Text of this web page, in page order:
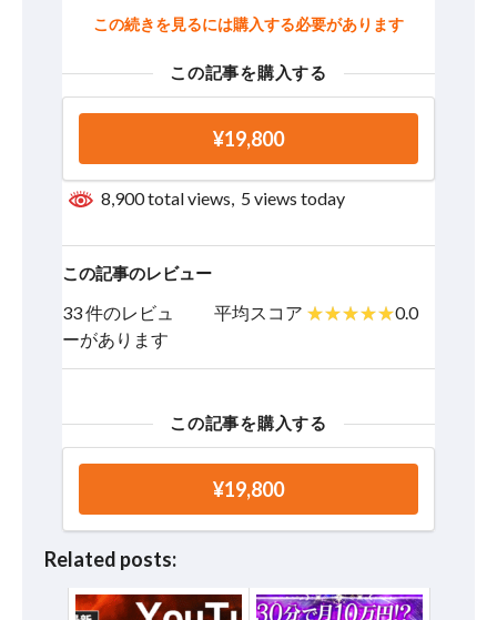
この続きを見るには購入する必要があります
この記事を購入する
¥19,800
8,900 total views, 5 views today
この記事のレビュー
33 件のレビュ
ーがあります
平均スコア 0.0
この記事を購入する
¥19,800
Related posts: